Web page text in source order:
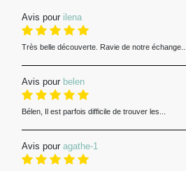
Avis pour ilena
Très belle découverte. Ravie de notre échange....
Avis pour belen
Bélen, Il est parfois difficile de trouver les...
Avis pour agathe-1